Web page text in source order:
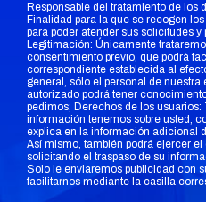
Responsable del tratamiento de los
Finalidad para la que se recogen
para poder atender sus solicitudes y
Legitimación: Únicamente
consentimiento previo, que podrá
correspondiente establecida al
general, sólo el personal de
autorizado podrá tener
pedimos; Derechos de los
información tenemos sobre usted,
explica en la información adicional
Así mismo, también podrá ejercer el
solicitando el traspaso de su
Solo le enviaremos publicidad con
facilitarnos mediante la casilla